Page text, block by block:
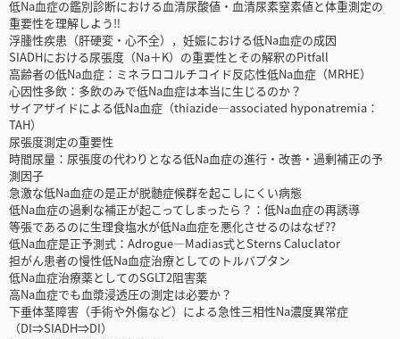
低Na血症の鑑別診断における血清尿酸値・血清尿素窒素値と体重測定の
重要性を理解しよう‼
浮腫性疾患（肝硬変・心不全），妊娠における低Na血症の成因
SIADHにおける尿張度（Na＋K）の重要性とその解釈のPitfall
高齢者の低Na血症：ミネラロコルチコイド反応性低Na血症（MRHE）
心因性多飲：多飲のみで低Na血症は本当に生じるのか？
サイアザイドによる低Na血症（thiazide—associated hyponatremia：
TAH）
尿張度測定の重要性
時間尿量：尿張度の代わりとなる低Na血症の進行・改善・過剰補正の予
測因子
急激な低Na血症の是正が脱髄症候群を起こしにくい病態
低Na血症の過剰な補正が起こってしまったら？：低Na血症の再誘導
等張であるのに生理食塩水が低Na血症を悪化させるのはなぜ??
低Na血症是正予測式：Adrogue—Madias式とSterns Caluclator
担がん患者の慢性低Na血症治療としてのトルバプタン
低Na血症治療薬としてのSGLT2阻害薬
高Na血症でも血漿浸透圧の測定は必要か？
下垂体茎障害（手術や外傷など）による急性三相性Na濃度異常症
（DI⇒SIADH⇒DI）